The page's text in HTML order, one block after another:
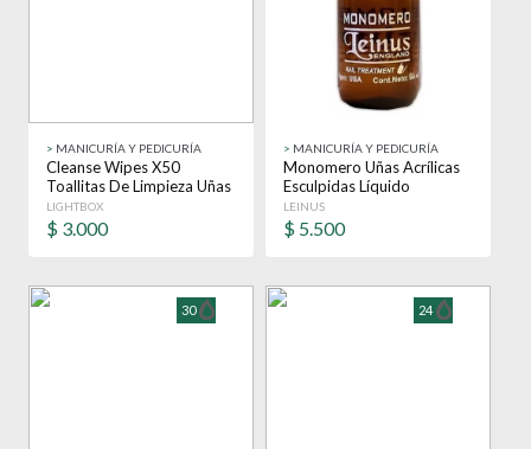
> MANICURÍA Y PEDICURÍA
Cleanse Wipes X50
Toallitas De Limpieza Uñas
Gel Lightbox
LIGHTBOX
$ 3.000
> MANICURÍA Y PEDICURÍA
Monomero Uñas Acrílicas
Esculpidas Líquido
Construcción Uñas
LEINUS
$ 5.500
30 24